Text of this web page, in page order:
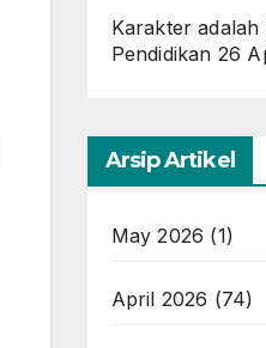
Karakter adalah
Pendidikan 26
Arsip Artikel
May 2026 (1)
April 2026 (74)